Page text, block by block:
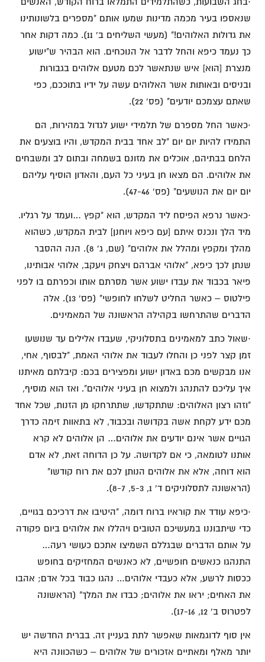
שנאספו בעיר מכמה מדינות שמעו אותם "מספרים בלשונותינו
את גדולות האלוהים!" (מעשי השליחים ב' 11). כמה דקות אחר
כך נעמד כיפא והחל לדבר אל הנוכחים. הוא הבהיר ש"ישוע
מנצרת [הוא] איש שנתאשר לכם מטעם אלוהים בגבורות
ובניסים ובאותות אשר האלוהים עשה על ידיו בתוככם, כפי
שאתם עצמכם יודעים" (פס' 22).
·כאשר החל מספרם של תלמידי ישוע לגדול במהירות, הם
התמידו להיות יום יום "לב אחד בבית המקדש, והיו בוצעים את
הלחם בבתיהם, אוכלים את מזונם בשמחה ובתום לב ומשבחים
את אלוהים. הם מצאו חן בעיני כל העם, והאדון הוסיף עליהם
יום יום את הנושעים" (פס' 47-46).
·כאשר נרפא הפיסח ליד המקדש, הוא "קפץ …ועמד על רגליו.
מיד הלך ונכנס איתם [עם כיפא ויוחנן] לבית המקדש, כשהוא
מהלך ומקפץ ומהלל את אלוהים" (שם, ג' 8). הנה ההסבר
שנתן לכך כיפא, "אלוהי אברהם ויצחק ויעקב, אלוהי אבותינו,
פיאר בכבוד את עבדו ישוע אשר מסרתם אותו וכפרתם בו לפני
פילטוס – כאשר החליט לשלחו לחופשי" (פס' 13). אלה
הדברים שהתרחשו בקהילה הראשונה של המאמינים.
·שאול כתב למאמינים בתסלוניקי, שעבדו אלילים עד שנושעו
זמן קצר לפני כן והחלו לעבוד את אלוהי האמת, "לבסוף, אחי,
אנו מבקשים מכם באדון ישוע ומפצירים בכם: קיבלתם מאיתנו
איך עליכם להתנהג ולמצוא חן בעיני אלוהים". ואז הוא מוסיף,
"וזהו רצון האלוהים: שתתקדשו, שתתרחקו מן הזנות, שכל אחד
מכם ידע לקחת אשה בקדושה ובכבוד, לא בתאוות זימה כדרך
הגויים אשר אינם יודעים את אלוהים… הן אלוהים לא קרא
אותנו לטומאה, כי אם לקדושה. על כן הדוחה זאת, לא אדם
הוא דוחה, אלא את אלוהים הנותן לכם את רוח קודשו"
(הראשונה לתסלוניקים ד' 1, 5-3, 8-7).
·כיפא עודד את קוראיו ברוח דומה, "היטיבו את דרכיכם בגויים,
כדי שיתבוננו במעשיכם הטובים ויהללו את אלוהים ביום פקודה
על אותם הדברים שבגללם השמיצו אתכם כעושי רעה…
התנהגו כנאשים חופשיים, לא כאנשים המחזיקים בחופש
ככסות לרשע, אלא כעבדי אלוהים… נהגו כבוד בכל אדם; אהבו
את האחים; יראו את אלוהים; כבדו את המלך" (הראשונה
לפטרוס ב' 12, 17-16).
אין סוף לדוגמאות שאפשר לתת בעניין זה. בברית החדשה יש
יותר מאלף ומאתיים אזכורים של אלוהים – כשהכוונה היא